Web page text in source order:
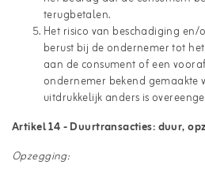
terugbetalen.
Het risico van beschadiging
berust bij de ondernemer tot
aan de consument of een
ondernemer bekend gemaakte
uitdrukkelijk anders is
Artikel 14 - Duurtransacties: duur,
Opzegging: